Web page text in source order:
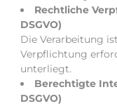
Rechtliche
DSGVO)
Die Verarbeitung
Verpflichtung
unterliegt.
Berechtigte
DSGVO)